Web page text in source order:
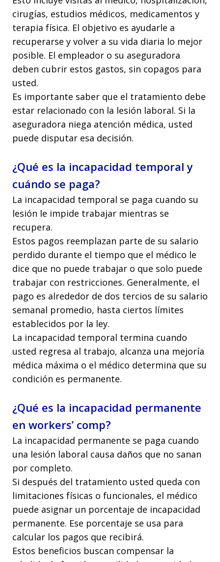
cirugías, estudios médicos, medicamentos y
terapia física. El objetivo es ayudarle a
recuperarse y volver a su vida diaria lo mejor
posible. El empleador o su aseguradora
deben cubrir estos gastos, sin copagos para
usted.
Es importante saber que el tratamiento debe
estar relacionado con la lesión laboral. Si la
aseguradora niega atención médica, usted
puede disputar esa decisión.
¿Qué es la incapacidad temporal y
cuándo se paga?
La incapacidad temporal se paga cuando su
lesión le impide trabajar mientras se
recupera.
Estos pagos reemplazan parte de su salario
perdido durante el tiempo que el médico le
dice que no puede trabajar o que solo puede
trabajar con restricciones. Generalmente, el
pago es alrededor de dos tercios de su salario
semanal promedio, hasta ciertos límites
establecidos por la ley.
La incapacidad temporal termina cuando
usted regresa al trabajo, alcanza una mejoría
médica máxima o el médico determina que su
condición es permanente.
¿Qué es la incapacidad permanente
en workers’ comp?
La incapacidad permanente se paga cuando
una lesión laboral causa daños que no sanan
por completo.
Si después del tratamiento usted queda con
limitaciones físicas o funcionales, el médico
puede asignar un porcentaje de incapacidad
permanente. Ese porcentaje se usa para
calcular los pagos que recibirá.
Estos beneficios buscan compensar la